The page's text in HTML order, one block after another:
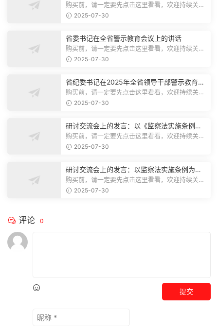
购买前，请一定要先点击这里看看，欢迎持续关
注，精彩模板每天推送预览结束，本文...
2025-07-30
省委书记在全省警示教育会议上的讲话
购买前，请一定要先点击这里看看，欢迎持续关
注，精彩模板每天推送预览结束，本文...
2025-07-30
省纪委书记在2025年全省领导干部警示教育会
上的讲话.1
购买前，请一定要先点击这里看看，欢迎持续关
注，精彩模板每天推送预览结束，本文...
2025-07-30
研讨交流会上的发言：以《监察法实施条例》
为纲,推动巡察工作高质量发展
购买前，请一定要先点击这里看看，欢迎持续关
注，精彩模板每天推送预览结束，本文...
2025-07-30
研讨交流会上的发言：以监察法实施条例为纲
推动巡察工作高质量发展
购买前，请一定要先点击这里看看，欢迎持续关
注，精彩模板每天推送预览结束，本文...
2025-07-30
评论 0
提交